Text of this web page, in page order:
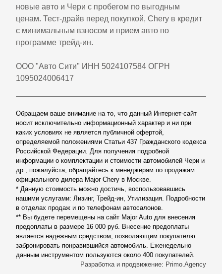
новые авто и Чери с пробегом по выгодным
ценам. Тест-драйв перед покупкой, Chery в кредит
с минимальным взносом и прием авто по
программе трейд-ин.
ООО "Авто Сити" ИНН 5024107584 ОГРН
1095024006417
Обращаем ваше внимание на то, что данный Интернет-сайт
носит исключительно информационный характер и ни при
каких условиях не является публичной офертой,
определяемой положениями Статьи 437 Гражданского кодекса
Российской Федерации. Для получения подробной
информации о комплектации и стоимости автомобилей Чери и
др., пожалуйста, обращайтесь к менеджерам по продажам
официального дилера Major Chery в Москве.
* Данную стоимость можно достичь, воспользовавшись
нашими услугами: Лизинг, Трейд-ин, Утилизация. Подробности
в отделах продаж и по телефонам автосалонов.
** Вы будете перемещены на сайт Major Auto для внесения
предоплаты в размере 16 000 руб. Внесение предоплаты
является надежным средством, позволяющим покупателю
забронировать понравившийся автомобиль. Еженедельно
данным инструментом пользуются около 400 покупателей.
Разработка и продвижение: Primo.Agency